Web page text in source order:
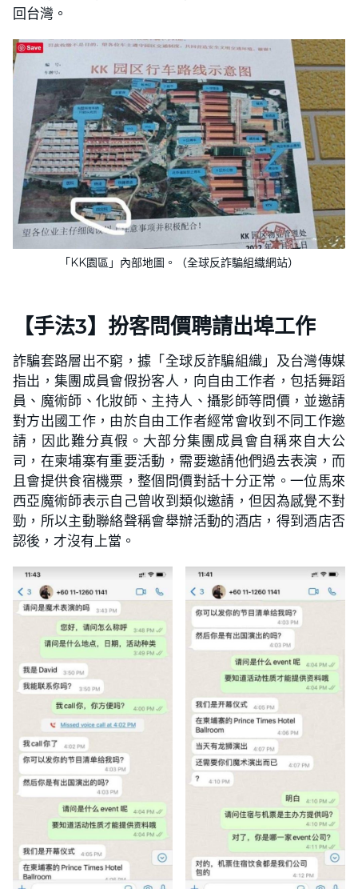
回台灣。
「KK園區」內部地圖。（全球反詐騙組織網站）
【手法3】扮客問價聘請出埠工作
詐騙套路層出不窮，據「全球反詐騙組織」及台灣傳媒
指出，集團成員會假扮客人，向自由工作者，包括舞蹈
員、魔術師、化妝師、主持人、攝影師等問價，並邀請
對方出國工作，由於自由工作者經常會收到不同工作邀
請，因此難分真假。大部分集團成員會自稱來自大公
司，在柬埔寨有重要活動，需要邀請他們過去表演，而
且會提供食宿機票，整個問價對話十分正常。一位馬來
西亞魔術師表示自己曾收到類似邀請，但因為感覺不對
勁，所以主動聯絡聲稱會舉辦活動的酒店，得到酒店否
認後，才沒有上當。